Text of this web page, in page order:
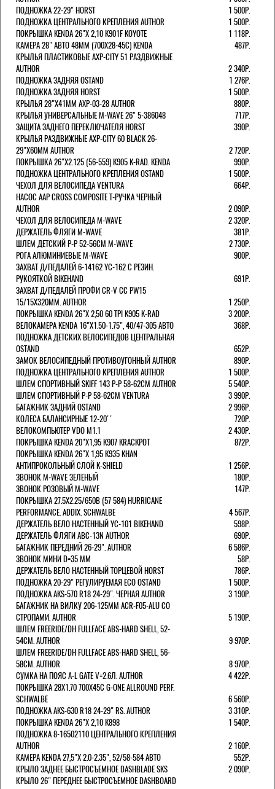
ПОДНОЖКА 22-29" HORST
1 500Р.
ПОДНОЖКА ЦЕНТРАЛЬНОГО КРЕПЛЕНИЯ AUTHOR
1 500Р.
ПОКРЫШКА KENDA 26"Х 2,10 K901F KOYOTE
1 118Р.
КАМЕРА 28" АВТО 48ММ (700Х28-45С) KENDA
487Р.
КРЫЛЬЯ ПЛАСТИКОВЫЕ AXP-CITY 51 РАЗДВИЖНЫЕ
AUTHOR
2 340Р.
ПОДНОЖКА ЗАДНЯЯ OSTAND
1 276Р.
ПОДНОЖКА ЗАДНЯЯ HORST
1 500Р.
КРЫЛЬЯ 28"Х41ММ AXP-03-28 AUTHOR
880Р.
КРЫЛЬЯ УНИВЕРСАЛЬНЫЕ M-WAVE 26" 5-386048
717Р.
ЗАЩИТА ЗАДНЕГО ПЕРЕКЛЮЧАТЕЛЯ HORST
390Р.
КРЫЛЬЯ РАЗДВИЖНЫЕ AXP-CITY 60 BLACK 26-
29"Х60ММ AUTHOR
2 720Р.
ПОКРЫШКА 26"Х2.125 (56-559) K905 K-RAD. KENDA
990Р.
ПОДНОЖКА ЦЕНТРАЛЬНОГО КРЕПЛЕНИЯ OSTAND
1 500Р.
ЧЕХОЛ ДЛЯ ВЕЛОСИПЕДА VENTURA
664Р.
НАСОС AAP CROSS COMPOSITE Т-РУЧКА ЧЕРНЫЙ
AUTHOR
2 090Р.
ЧЕХОЛ ДЛЯ ВЕЛОСИПЕДА M-WAVE
2 320Р.
ДЕРЖАТЕЛЬ ФЛЯГИ M-WAVE
381Р.
ШЛЕМ ДЕТСКИЙ Р-Р 52-56СМ M-WAVE
2 730Р.
РОГА АЛЮМИНИЕВЫЕ M-WAVE
900Р.
ЗАХВАТ Д/ПЕДАЛЕЙ 6-14162 YC-162 С РЕЗИН.
РУКОЯТКОЙ BIKEHAND
691Р.
ЗАХВАТ Д/ПЕДАЛЕЙ ПРОФИ CR-V CC PW15
15/15X320ММ. AUTHOR
1 250Р.
ПОКРЫШКА KENDA 26"Х 2,50 60 TPI K905 K-RAD
3 200Р.
ВЕЛОКАМЕРА KENDA 16"Х1.50-1.75", 40/47-305 АВТО
368Р.
ПОДНОЖКА ДЕТСКИХ ВЕЛОСИПЕДОВ ЦЕНТРАЛЬНАЯ
OSTAND
652Р.
ЗАМОК ВЕЛОСИПЕДНЫЙ ПРОТИВОУГОННЫЙ AUTHOR
890Р.
ПОДНОЖКА ЦЕНТРАЛЬНОГО КРЕПЛЕНИЯ AUTHOR
1 500Р.
ШЛЕМ СПОРТИВНЫЙ SKIFF 143 Р-Р 58-62СМ AUTHOR
5 540Р.
ШЛЕМ СПОРТИВНЫЙ Р-Р 58-62СМ VENTURA
3 990Р.
БАГАЖНИК ЗАДНИЙ OSTAND
2 996Р.
КОЛЕСА БАЛАНСИРНЫЕ 12-20''
720Р.
ВЕЛОКОМПЬЮТЕР VDO M1.1
2 430Р.
ПОКРЫШКА KENDA 20"Х1,95 K907 KRACKPOT
872Р.
ПОКРЫШКА KENDA 26"Х 1,95 K935 KHAN
АНТИПРОКОЛЬНЫЙ СЛОЙ K-SHIELD
1 256Р.
ЗВОНОК M-WAVE ЗЕЛЕНЫЙ
180Р.
ЗВОНОК РОЗОВЫЙ M-WAVE
147Р.
ПОКРЫШКА 27.5X2.25/650B (57 584) HURRICANE
PERFORMANCE. ADDIX. SCHWALBE
4 567Р.
ДЕРЖАТЕЛЬ ВЕЛО НАСТЕННЫЙ YC-101 BIKEHAND
598Р.
ДЕРЖАТЕЛЬ ФЛЯГИ ABC-13N AUTHOR
690Р.
БАГАЖНИК ПЕРЕДНИЙ 26-29". AUTHOR
6 586Р.
ЗВОНОК МИНИ D=35 ММ
58Р.
ДЕРЖАТЕЛЬ ВЕЛО НАСТЕННЫЙ ТОРЦЕВОЙ HORST
786Р.
ПОДНОЖКА 20-29" РЕГУЛИРУЕМАЯ ECO OSTAND
1 500Р.
ПОДНОЖКА AKS-570 R18 24-29". ЧЕРНАЯ AUTHOR
3 190Р.
БАГАЖНИК НА ВИЛКУ 206-125ММ ACR-F05-ALU СО
СТРОПАМИ. AUTHOR
5 190Р.
ШЛЕМ FREERIDE/DH FULLFACE ABS-HARD SHELL, 52-
54СМ. AUTHOR
9 970Р.
ШЛЕМ FREERIDE/DH FULLFACE ABS-HARD SHELL, 56-
58СМ. AUTHOR
8 970Р.
СУМКА НА ПОЯС A-L GATE V=2.6Л. AUTHOR
4 422Р.
ПОКРЫШКА 28X1.70 700X45C G-ONE ALLROUND PERF.
SCHWALBE
6 560Р.
ПОДНОЖКА AKS-630 R18 24-29" RS. AUTHOR
3 310Р.
ПОКРЫШКА KENDA 26"Х 2,10 K898
1 540Р.
ПОДНОЖКА 8-16502110 ЦЕНТРАЛЬНОГО КРЕПЛЕНИЯ
AUTHOR
2 160Р.
КАМЕРА KENDA 27,5"Х 2.0-2.35", 52/58-584 АВТО
552Р.
КРЫЛО ЗАДНЕЕ БЫСТРОСЪЕМНОЕ DASHBLADE SKS
2 090Р.
КРЫЛО 26" ПЕРЕДНЕЕ БЫСТРОСЪЕМНОЕ DASHBOARD